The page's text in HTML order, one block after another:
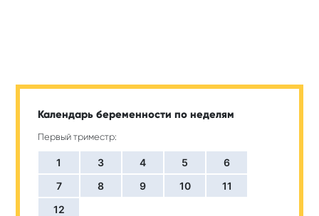
Календарь беременности по неделям
Первый триместр:
1 3 4 5
6
7
8 9 10
11
12